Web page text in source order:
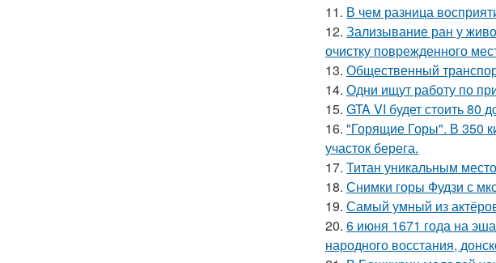
11. В чем разница
12. Зализывание ран у
очистку поврежденного
13. Общественный
14. Одни ищут работу по
15. GTA VI будет стоить 80
16. "Горящие Горы". В 350
участок берега.
17. Титан уникальным
18. Снимки горы Фудзи с
19. Самый умный из
20. 6 июня 1671 года на
народного восстания,